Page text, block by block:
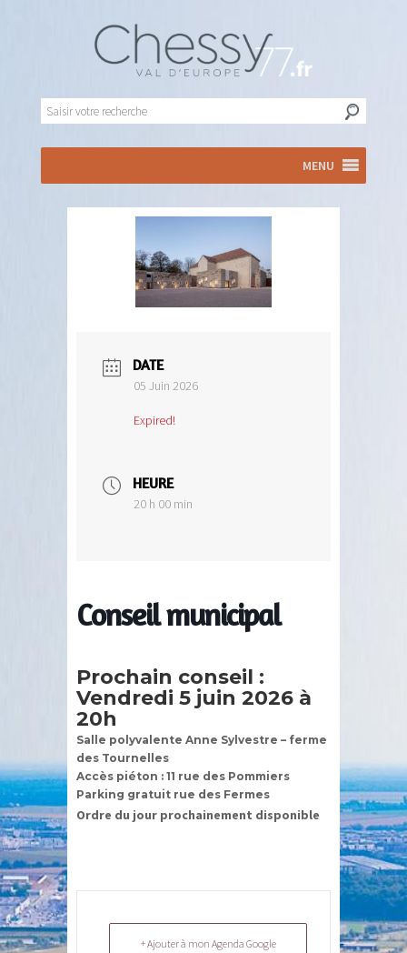
MENU
DATE
05 Juin 2026
Expired!
HEURE
20 h 00 min
Conseil municipal
Prochain conseil :
Vendredi 5 juin 2026 à
20h
Salle polyvalente Anne Sylvestre – ferme
des Tournelles
Accès piéton : 11 rue des Pommiers
Parking gratuit rue des Fermes
Ordre du jour prochainement disponible
+ Ajouter à mon Agenda Google